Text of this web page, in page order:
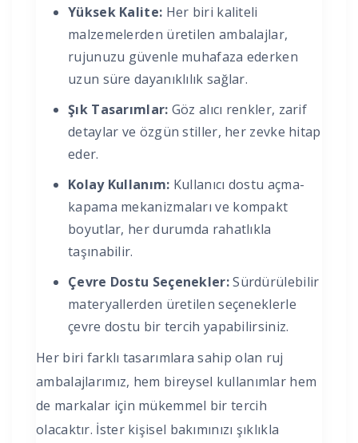
Yüksek Kalite: Her biri kaliteli
malzemelerden üretilen ambalajlar,
rujunuzu güvenle muhafaza ederken
uzun süre dayanıklılık sağlar.
Şık Tasarımlar: Göz alıcı renkler, zarif
detaylar ve özgün stiller, her zevke hitap
eder.
Kolay Kullanım: Kullanıcı dostu açma-
kapama mekanizmaları ve kompakt
boyutlar, her durumda rahatlıkla
taşınabilir.
Çevre Dostu Seçenekler:Sürdürülebilir
materyallerden üretilen seçeneklerle
çevre dostu bir tercih yapabilirsiniz.
Her biri farklı tasarımlara sahip olan ruj
ambalajlarımız, hem bireysel kullanımlar hem
de markalar için mükemmel bir tercih
olacaktır. İster kişisel bakımınızı şıklıkla